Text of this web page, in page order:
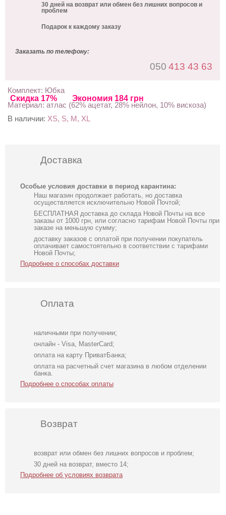
Скидка 17% Экономия 184 грн
30 дней на возврат или обмен без лишних вопросов и
проблем
Подарок к каждому заказу
Заказать по телефону:
050 413 43 63
Комплект: Юбка
Материал: атлас (62% ацетат, 28% нейлон, 10% вискоза)
В наличии: XS, S, M, XL
Доставка
Особые условия доставки в период карантина:
Наш магазин продолжает работать, но доставка
осуществляется исключительно Новой Почтой;
БЕСПЛАТНАЯ доставка до склада Новой Почты на все
заказы от 1000 грн, или согласно тарифам Новой Почты при
заказе на меньшую сумму;
доставку заказов с оплатой при получении покупатель
оплачивает самостоятельно в соответствии с тарифами
Новой Почты;
Подробнее о способах доставки
Оплата
наличными при получении;
онлайн - Visa, MasterCard;
оплата на карту ПриватБанка;
оплата на расчетный счет магазина в любом отделении
банка.
Подробнее о способах оплаты
Возврат
возврат или обмен без лишних вопросов и проблем;
30 дней на возврат, вместо 14;
Подробнее об условиях возврата
Летняя юбка
миди бежевая
Костюм-двойка
женский с юбкой
серого цвета